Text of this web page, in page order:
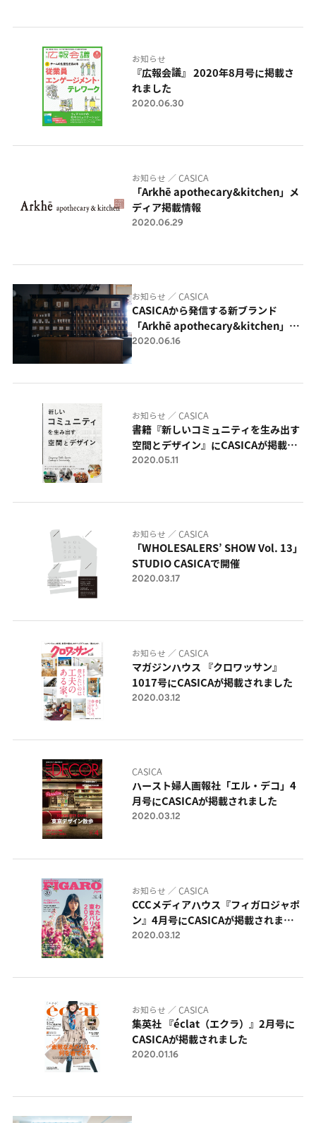
お知らせ
『広報会議』 2020年8月号に掲載さ
れました
2020.06.30
お知らせ ／ CASICA
「Arkhē apothecary&kitchen」メ
ディア掲載情報
2020.06.29
お知らせ ／ CASICA
CASICAから発信する新ブランド
「Arkhē apothecary&kitchen」
2020.6.16 OPEN
2020.06.16
お知らせ ／ CASICA
書籍『新しいコミュニティを生み出す
空間とデザイン』にCASICAが掲載さ
れました
2020.05.11
お知らせ ／ CASICA
「WHOLESALERS’ SHOW Vol. 13」
STUDIO CASICAで開催
2020.03.17
お知らせ ／ CASICA
マガジンハウス 『クロワッサン』
1017号にCASICAが掲載されました
2020.03.12
CASICA
ハースト婦人画報社「エル・デコ」4
月号にCASICAが掲載されました
2020.03.12
お知らせ ／ CASICA
CCCメディアハウス『フィガロジャポ
ン』4月号にCASICAが掲載されまし
た
2020.03.12
お知らせ ／ CASICA
集英社 『éclat（エクラ）』2月号に
CASICAが掲載されました
2020.01.16